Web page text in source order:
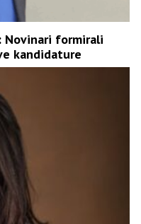
Novinari formirali
kandidature